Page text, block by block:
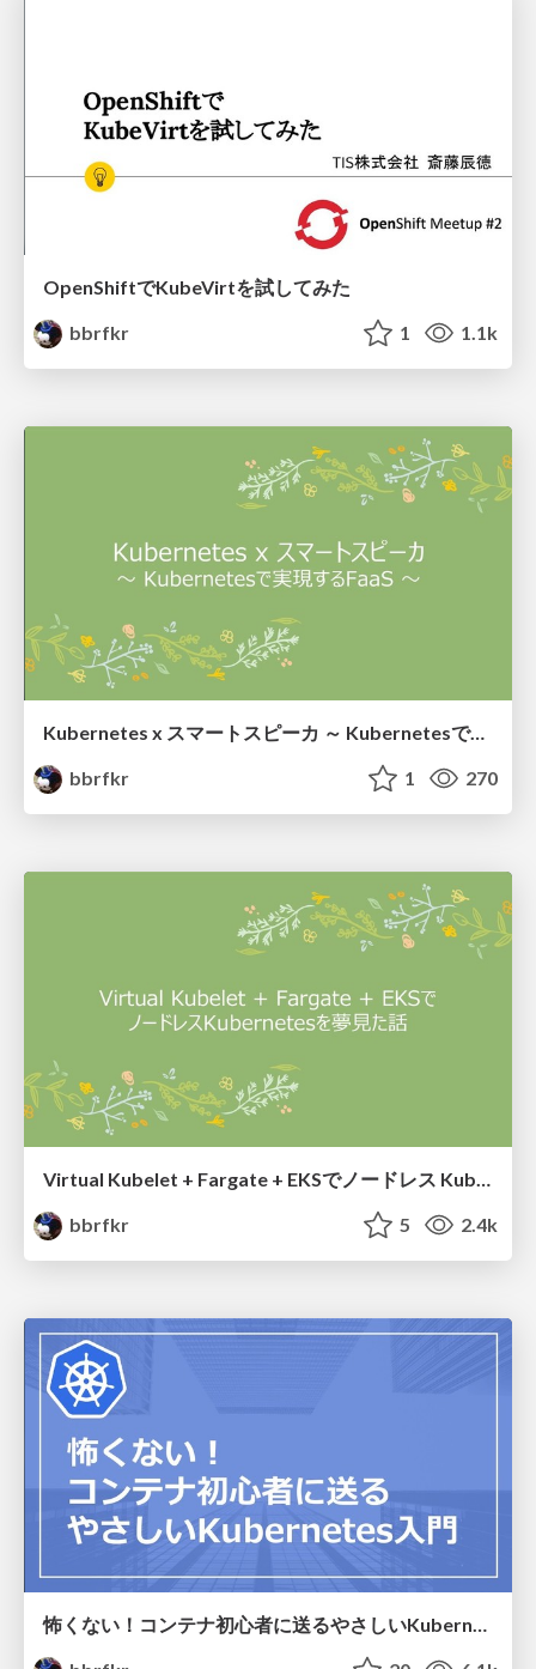
OpenShiftでKubeVirtを試してみた
bbrfkr
1 1.1k
Kubernetes x スマートスピーカ ～ Kubernetesで実現するFaaS ～
bbrfkr
1 270
Virtual Kubelet + Fargate + EKSでノードレス Kubernetes を夢見た話
bbrfkr
5 2.4k
怖くない！コンテナ初心者に送るやさしいKubernetes入門